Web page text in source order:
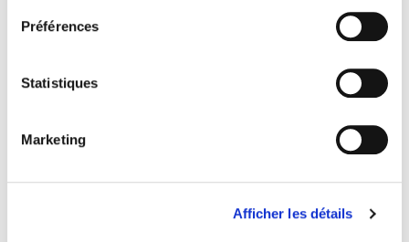
Préférences
Statistiques
Marketing
Afficher les détails
Éditeur
Presses de Sciences Po
Jean-Noël Jouzel
Académique
français